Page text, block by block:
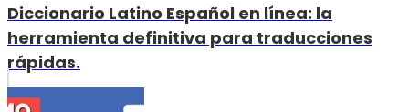
Diccionario Latino Español en línea: la
herramienta definitiva para traducciones
rápidas.